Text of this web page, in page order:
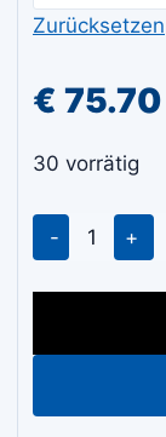
Zurücksetzen
€ 75.70
30 vorrätig
Gröne
Marmor
125-